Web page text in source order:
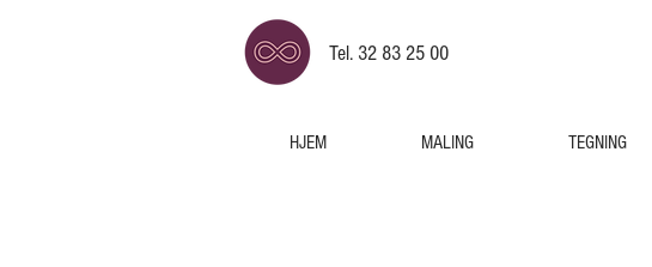
Tel. 32 83 25 00
HJEM MALING TEGNING